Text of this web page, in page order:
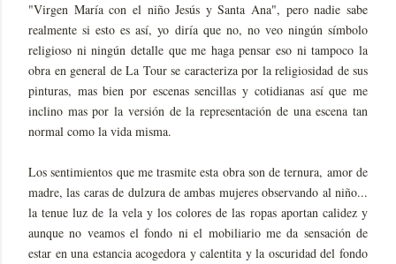
"Virgen María con el niño Jesús y Santa Ana", pero nadie sabe
realmente si esto es así, yo diría que no, no veo ningún símbolo
religioso ni ningún detalle que me haga pensar eso ni tampoco la
obra en general de La Tour se caracteriza por la religiosidad de sus
pinturas, mas bien por escenas sencillas y cotidianas así que me
inclino mas por la versión de la representación de una escena tan
normal como la vida misma.
Los sentimientos que me trasmite esta obra son de ternura, amor de
madre, las caras de dulzura de ambas mujeres observando al niño...
la tenue luz de la vela y los colores de las ropas aportan calidez y
aunque no veamos el fondo ni el mobiliario me da sensación de
estar en una estancia acogedora y calentita y la oscuridad del fondo